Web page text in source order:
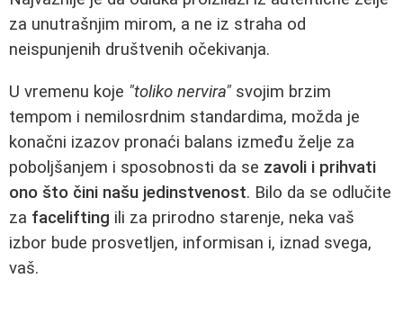
za unutrašnjim mirom, a ne iz straha od
neispunjenih društvenih očekivanja.
U vremenu koje "toliko nervira" svojim brzim
tempom i nemilosrdnim standardima, možda je
konačni izazov pronaći balans između želje za
poboljšanjem i sposobnosti da se zavoli i prihvati
ono što čini našu jedinstvenost. Bilo da se odlučite
za facelifting ili za prirodno starenje, neka vaš
izbor bude prosvetljen, informisan i, iznad svega,
vaš.